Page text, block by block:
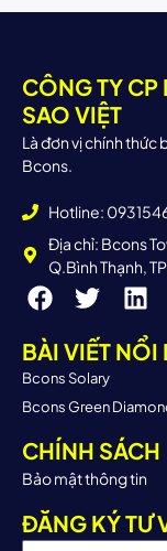
CÔNG TY
SAO VIỆT
Là đơn vị chính thức
Bcons.
Hotline:
Địa chỉ: Bcons
Q.Bình Thạnh,
BÀI VIẾT NỔI
Bcons Solary
Bcons Green
CHÍNH SÁCH
Bảo mật thông tin
ĐĂNG KÝ TƯ